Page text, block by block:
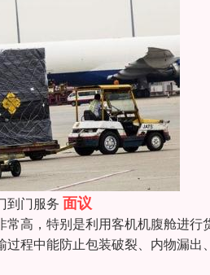
到门服务 面议
常高，特别是利用客机机腹舱进
过程中能防止包装破裂、内物漏